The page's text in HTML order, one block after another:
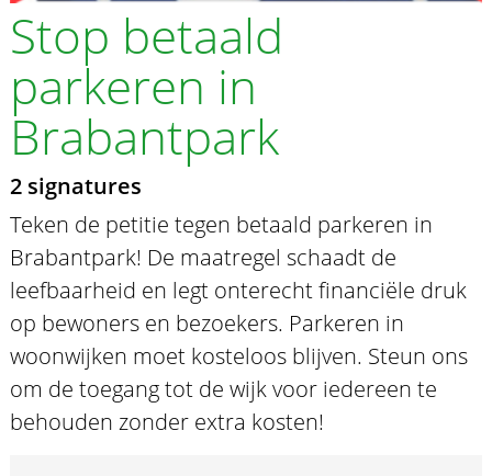
Stop betaald
parkeren in
Brabantpark
2 signatures
Teken de petitie tegen betaald parkeren in
Brabantpark! De maatregel schaadt de
leefbaarheid en legt onterecht financiële druk
op bewoners en bezoekers. Parkeren in
woonwijken moet kosteloos blijven. Steun ons
om de toegang tot de wijk voor iedereen te
behouden zonder extra kosten!